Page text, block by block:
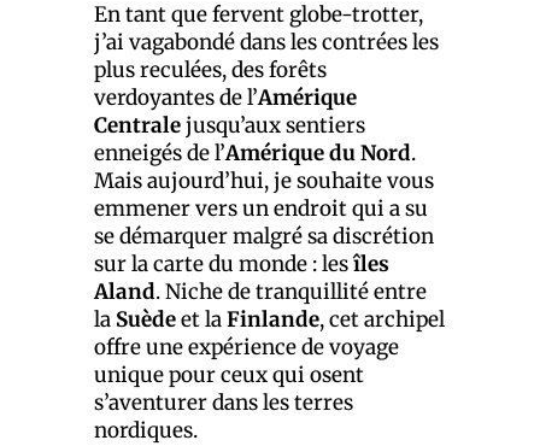
En tant que fervent globe-trotter,
j’ai vagabondé dans les contrées les
plus reculées, des forêts
verdoyantes de l’Amérique
Centralejusqu’aux sentiers
enneigés de l’Amérique du Nord.
Mais aujourd’hui, je souhaite vous
emmener vers un endroit qui a su
se démarquer malgré sa discrétion
sur la carte du monde : lesîles
Aland. Niche de tranquillité entre
la Suèdeet laFinlande, cet archipel
offre une expérience de voyage
unique pour ceux qui osent
s’aventurer dans les terres
nordiques.